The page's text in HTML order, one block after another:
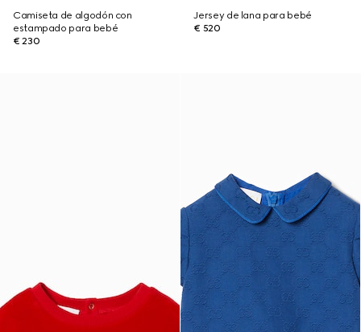
Camiseta de algodón con
estampado para bebé
€ 230
Jersey de lana para bebé
€ 520